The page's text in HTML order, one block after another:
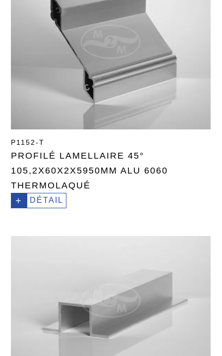
P1152-T
PROFILÉ LAMELLAIRE 45°
105,2X60X2X5950MM ALU 6060
THERMOLAQUÉ
+ DÉTAIL